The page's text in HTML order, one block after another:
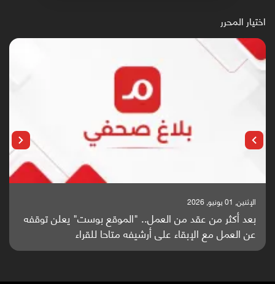
اختيار المحرر
الإثنين, 25 مايو, 2026
باحثون من اليمن يدخلون سباق أبحاث ألزهايمر بدراسة
واعدة منشورة عالميا (ترجمة)